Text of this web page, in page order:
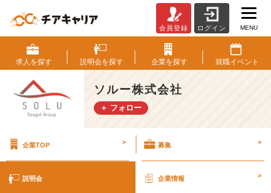
ル
ー
株
式
会
社
会
会員登録 ログイン MENU
求人を探す 説明会を探す 企業を探す 就職イベント
ソルー株式会社
＋ フォロー
企業TOP > 募集 >
説明会 企業情報 >